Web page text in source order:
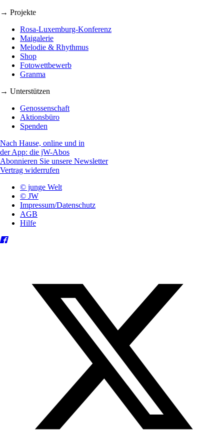
→ Projekte
Rosa-Luxemburg-Konferenz
Maigalerie
Melodie & Rhythmus
Shop
Fotowettbewerb
Granma
→ Unterstützen
Genossenschaft
Aktionsbüro
Spenden
Nach Hause, online und in
der App: die jW-Abos
Abonnieren Sie unsere Newsletter
Vertrag widerrufen
© junge Welt
© JW
Impressum/Datenschutz
AGB
Hilfe